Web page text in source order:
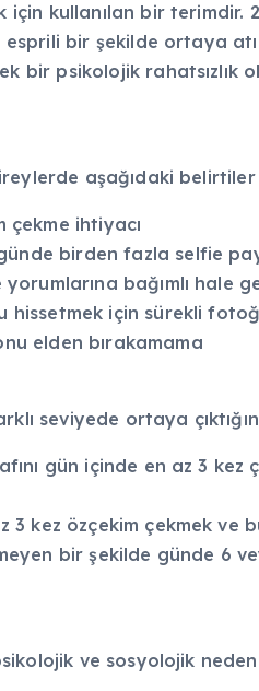
için kullanılan bir terimdir.
bir şekilde ortaya
bir psikolojik rahatsızlık
aşağıdaki
çekme ihtiyacı
birden fazla selfie
bağımlı hale
hissetmek için sürekli
elden bırakamama
seviyede ortaya
gün içinde en az 3 kez
3 kez özçekim çekmek ve
bir şekilde günde 6
ve sosyolojik